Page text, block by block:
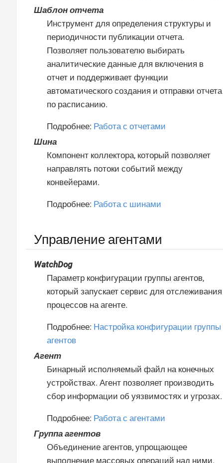
Шаблон отчета
Инструмент для определения структуры и
периодичности публикации отчета.
Позволяет пользователю выбирать
аналитические данные для включения в
отчет и поддерживает функции
автоматического создания и отправки отчета
по расписанию.
Подробнее: Работа с отчетами
Шина
Компонент коллектора, который позволяет
направлять потоки событий между
конвейерами.
Подробнее: Работа с шинами
Управление агентами
WatchDog
Параметр конфигурации группы агентов,
который запускает сервис для отслеживания
процессов на агенте.
Подробнее: Настройка конфигурации группы
агентов
Агент
Бинарный исполняемый файл на конечных
устройствах. Агент позволяет производить
сбор информации об уязвимостях и угрозах.
Подробнее: Работа с агентами
Группа агентов
Объединение агентов, упрощающее
выполнение массовых операций над ними.